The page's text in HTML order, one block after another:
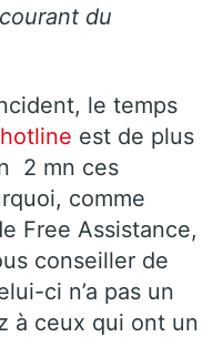
du
le temps
hotline est de plus
2 mn ces
comme
Free Assistance,
conseiller de
ci n’a pas un
à ceux qui ont un